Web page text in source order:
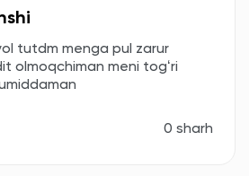
tutdm menga pul zarur
olmoqchiman meni togʻri
0 sharh